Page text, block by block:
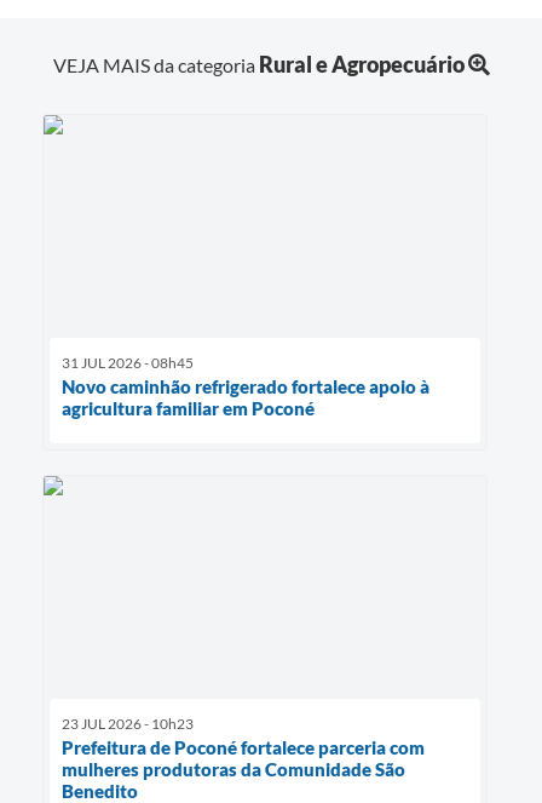
VEJA MAIS da categoria Rural e Agropecuário
31 JUL 2026 - 08h45
Novo caminhão refrigerado fortalece apoio à
agricultura familiar em Poconé
23 JUL 2026 - 10h23
Prefeitura de Poconé fortalece parceria com
mulheres produtoras da Comunidade São
Benedito